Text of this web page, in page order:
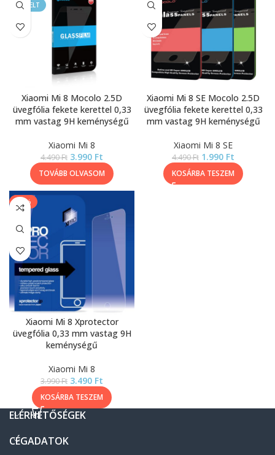
KIEMELT
Xiaomi Mi 8 Mocolo 2.5D
üvegfólia fekete kerettel 0,33
mm vastag 9H keménységű
Xiaomi Mi 8
4.490Ft 3.990 Ft
TOVÁBB OLVASOM
Xiaomi Mi 8 SE Mocolo 2.5D
üvegfólia fekete kerettel 0,33
mm vastag 9H keménységű
Xiaomi Mi 8 SE
4.490Ft 1.990 Ft
KOSÁRBA TESZEM
-13%
Xiaomi Mi 8 Xprotector
üvegfólia 0,33 mm vastag 9H
keménységű
Xiaomi Mi 8
3.990Ft 3.490 Ft
KOSÁRBA TESZEM
ELÉRHETŐSÉGEK
CÉGADATOK